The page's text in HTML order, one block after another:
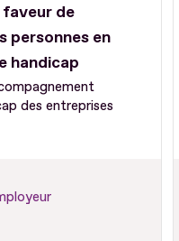
de
personnes en
handicap
des entreprises